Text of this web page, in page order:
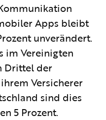
Apps bleibt
unverändert.
im Vereinigten
Drittel der
Versicherer
sind dies
5 Prozent.